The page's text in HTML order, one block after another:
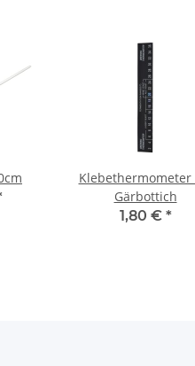
Gärbottich
1,80 € *